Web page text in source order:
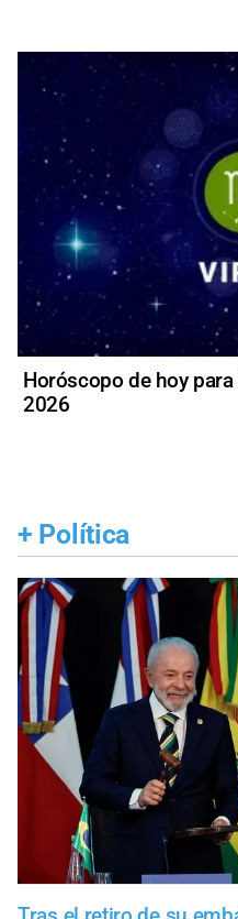
Horóscopo de hoy
2026
+ Política